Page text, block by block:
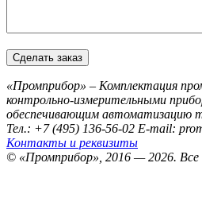
«Промприбор» – Комплектация
контрольно-измерительными
обеспечивающим автоматизацию
Тел.: +7 (495) 136-56-02 E-mail:
Контакты и реквизиты
© «Промприбор», 2016 — 2026.